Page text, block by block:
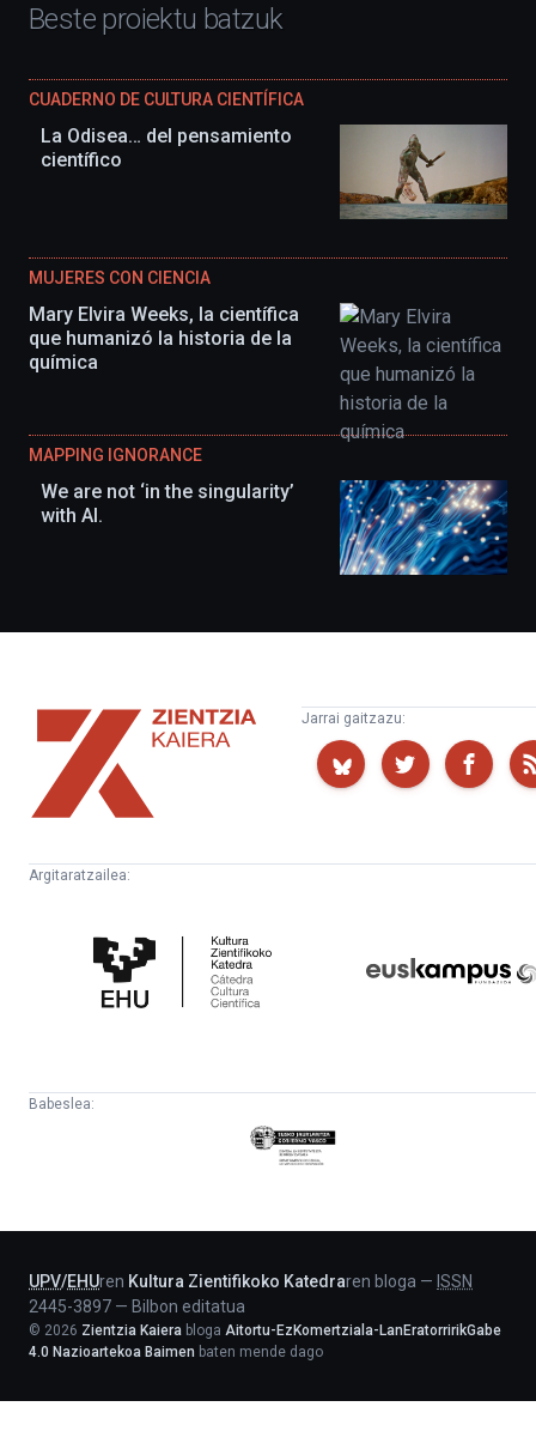
Beste proiektu batzuk
CUADERNO DE CULTURA CIENTÍFICA
La Odisea… del pensamiento
científico
MUJERES CON CIENCIA
Mary Elvira Weeks, la científica
que humanizó la historia de la
química
MAPPING IGNORANCE
We are not ‘in the singularity’
with AI.
Zientzia
Kaiera
Jarrai gaitzazu:
Argitaratzailea:
Zientifikoko
Katedra
Babeslea:
Eusko
Jaurlaritza
UPV/EHUren Kultura Zientifikoko Katedraren bloga — ISSN
2445-3897 — Bilbon editatua
© 2026 Zientzia Kaiera bloga Aitortu-EzKomertziala-LanEratorririkGabe
4.0 Nazioartekoa Baimen baten mende dago